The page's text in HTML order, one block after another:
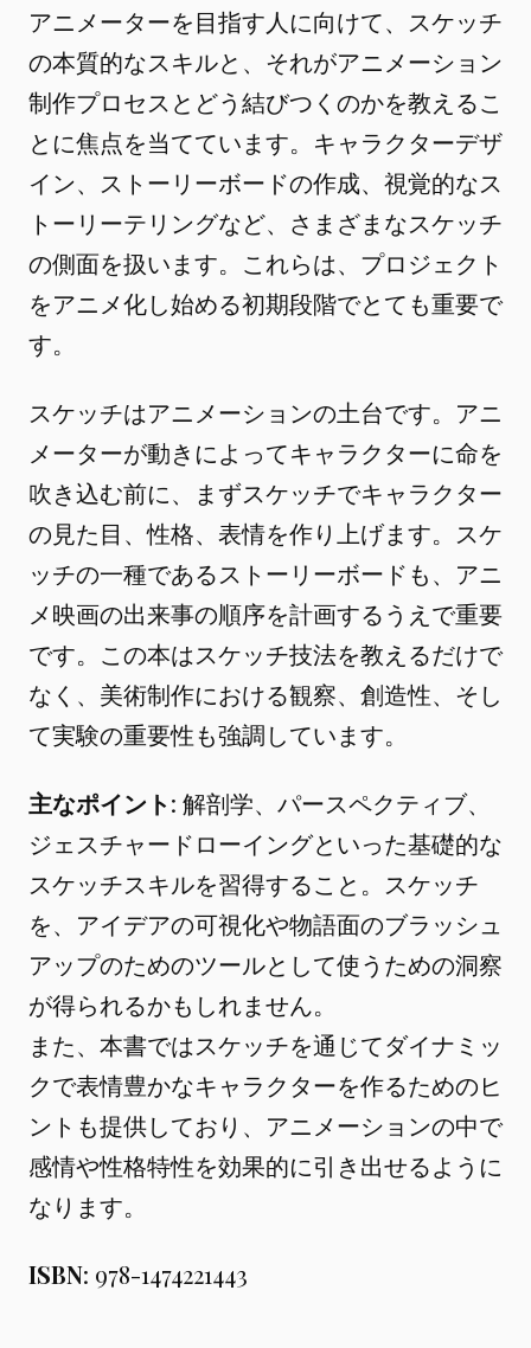
アニメーターを目指す人に向けて、スケッチ
の本質的なスキルと、それがアニメーション
制作プロセスとどう結びつくのかを教えるこ
とに焦点を当てています。キャラクターデザ
イン、ストーリーボードの作成、視覚的なス
トーリーテリングなど、さまざまなスケッチ
の側面を扱います。これらは、プロジェクト
をアニメ化し始める初期段階でとても重要で
す。
スケッチはアニメーションの土台です。アニ
メーターが動きによってキャラクターに命を
吹き込む前に、まずスケッチでキャラクター
の見た目、性格、表情を作り上げます。スケ
ッチの一種であるストーリーボードも、アニ
メ映画の出来事の順序を計画するうえで重要
です。この本はスケッチ技法を教えるだけで
なく、美術制作における観察、創造性、そし
て実験の重要性も強調しています。
主なポイント: 解剖学、パースペクティブ、
ジェスチャードローイングといった基礎的な
スケッチスキルを習得すること。スケッチ
を、アイデアの可視化や物語面のブラッシュ
アップのためのツールとして使うための洞察
が得られるかもしれません。
また、本書ではスケッチを通じてダイナミッ
クで表情豊かなキャラクターを作るためのヒ
ントも提供しており、アニメーションの中で
感情や性格特性を効果的に引き出せるように
なります。
ISBN: 978-1474221443